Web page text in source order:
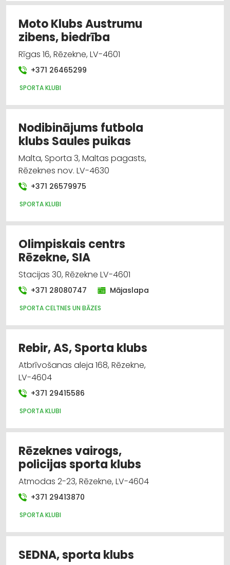
Moto Klubs Austrumu
zibens, biedrība
Rīgas 16, Rēzekne, LV-4601
+371 26465299
SPORTA KLUBI
Nodibinājums futbola
klubs Saules puikas
Malta, Sporta 3, Maltas pagasts,
Rēzeknes nov. LV-4630
+371 26579975
SPORTA KLUBI
Olimpiskais centrs
Rēzekne, SIA
Stacijas 30, Rēzekne LV-4601
+371 28080747 Mājaslapa
SPORTA CELTNES UN BĀZES
Rebir, AS, Sporta klubs
Atbrīvošanas aleja 168, Rēzekne,
LV-4604
+371 29415586
SPORTA KLUBI
Rēzeknes vairogs,
policijas sporta klubs
Atmodas 2-23, Rēzekne, LV-4604
+371 29413870
SPORTA KLUBI
SEDNA, sporta klubs